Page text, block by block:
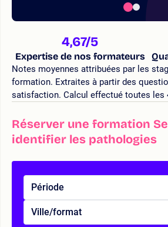
4,67/5
Expertise de nos formateurs
Notes moyennes attribuées par les
formation. Extraites à partir des
satisfaction. Calcul effectué toutes les
Réserver une formation
identifier les pathologies
Période
Ville/format